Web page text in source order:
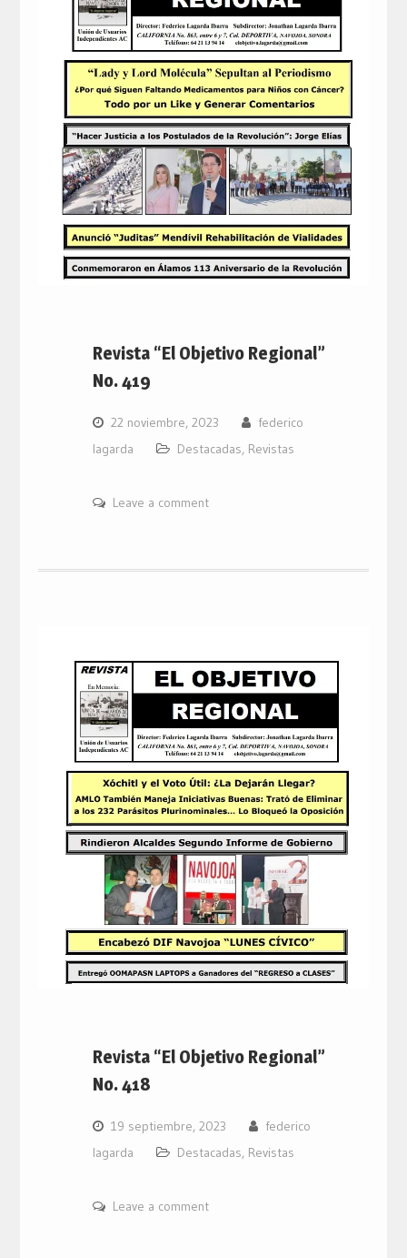
Revista “El Objetivo Regional”
No. 419
22 noviembre, 2023
federico
lagarda
Destacadas, Revistas
Leave a comment
Revista “El Objetivo Regional”
No. 418
19 septiembre, 2023
federico
lagarda
Destacadas, Revistas
Leave a comment